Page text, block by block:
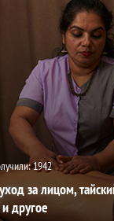
1942
за лицом,
другое